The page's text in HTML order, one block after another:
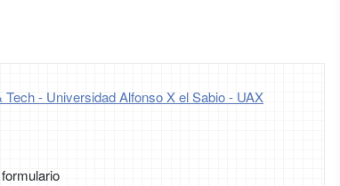
Tech - Universidad Alfonso X el Sabio - UAX